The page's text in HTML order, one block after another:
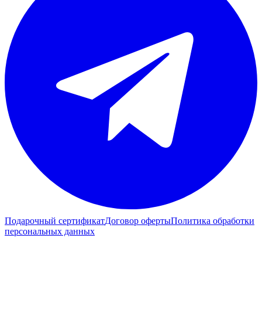
Подарочный сертификатДоговор офертыПолитика обработки
персональных данных